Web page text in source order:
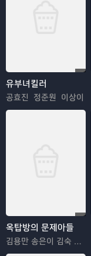
유부녀킬러
공효진 정준원 이상이
옥탑방의 문제아들
김용만 송은이 김숙 정형돈 민경훈